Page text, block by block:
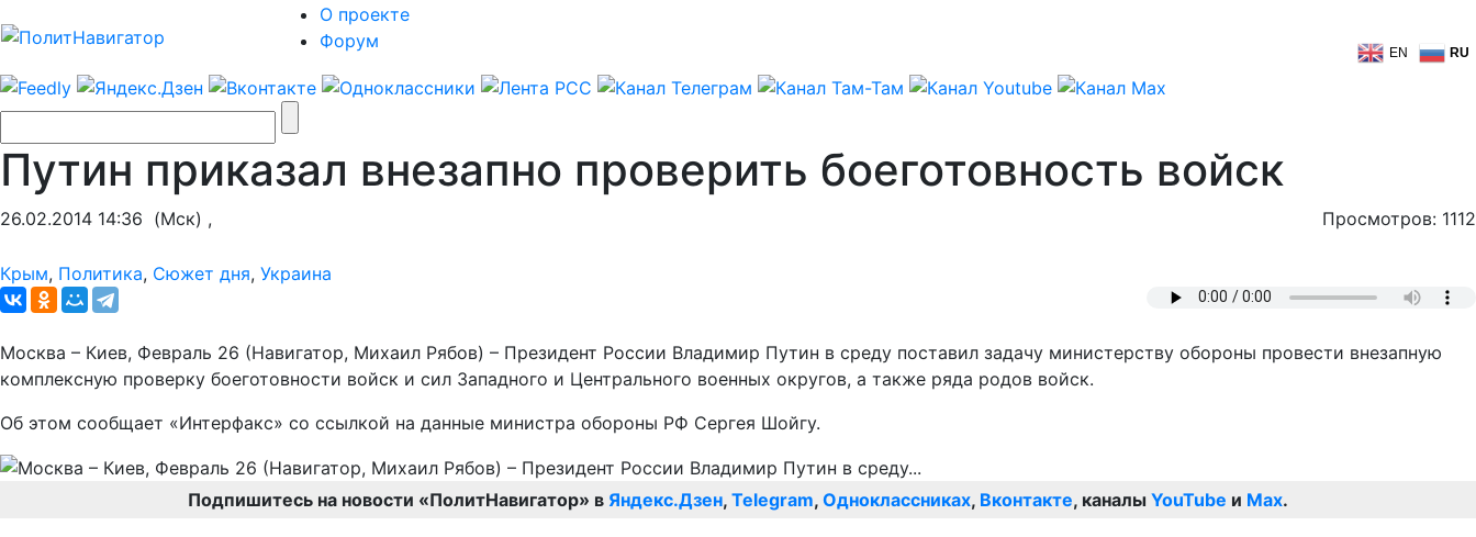
О проекте
Форум
EN RU
Путин приказал внезапно проверить боеготовность войск
26.02.2014 14:36 (Мск) , Просмотров: 1112
Крым, Политика, Сюжет дня, Украина
Москва – Киев, Февраль 26 (Навигатор, Михаил Рябов) – Президент России Владимир Путин в среду поставил задачу министерству обороны провести внезапную
комплексную проверку боеготовности войск и сил Западного и Центрального военных округов, а также ряда родов войск.
Об этом сообщает «Интерфакс» со ссылкой на данные министра обороны РФ Сергея Шойгу.
Подпишитесь на новости «ПолитНавигатор» в Яндекс.Дзен, Telegram, Одноклассниках, Вконтакте, каналы YouTube и Max.